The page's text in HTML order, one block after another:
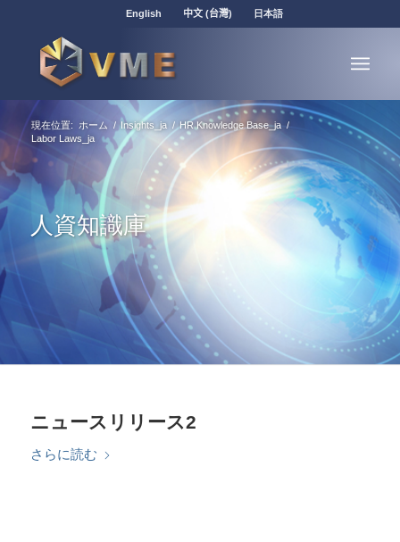
English 中文 (台灣) 日本語
現在位置: ホーム / Insights_ja / HR Knowledge Base_ja /
Labor Laws_ja
人資知識庫
ニュースリリース2
さらに読む